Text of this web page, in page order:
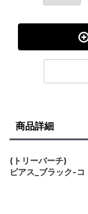
商品詳細
(トリーバーチ)
ピアス_ブラック-コ